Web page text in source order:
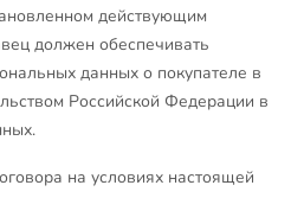
действующим
должен обеспечивать
данных о покупателе в
Российской Федерации в
на условиях настоящей